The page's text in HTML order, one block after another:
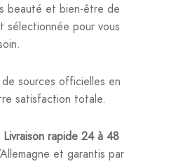
beauté et bien-être de
sélectionnée pour vous
sources officielles en
satisfaction totale.
Livraison rapide 24 à 48
et garantis par